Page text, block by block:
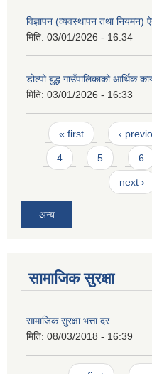
विज्ञापन (व्यवस्थापन तथा नियमन)
मिति: 03/01/2026 - 16:34
डोल्पो बुद्ध गाउँपालिकाको आर्थिक
मिति: 03/01/2026 - 16:33
Pages
« first ‹
4 5 6
next ›
अन्य
सामाजिक सुरक्षा
सामाजिक सुरक्षा भत्ता दर
मिति: 08/03/2018 - 16:39